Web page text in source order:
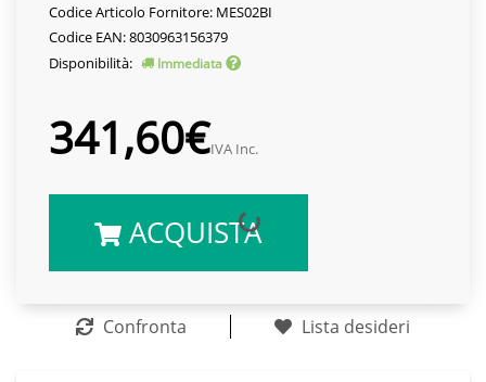
Codice Articolo Fornitore: MES02BI
Codice EAN: 8030963156379
Disponibilità:
Immediata
341,60€IVA Inc.
ACQUISTA
Confronta Lista desideri